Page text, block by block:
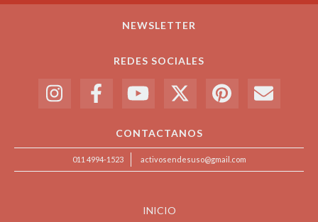
NEWSLETTER
REDES SOCIALES
CONTACTANOS
011 4994-1523 activosendesuso@gmail.com
INICIO